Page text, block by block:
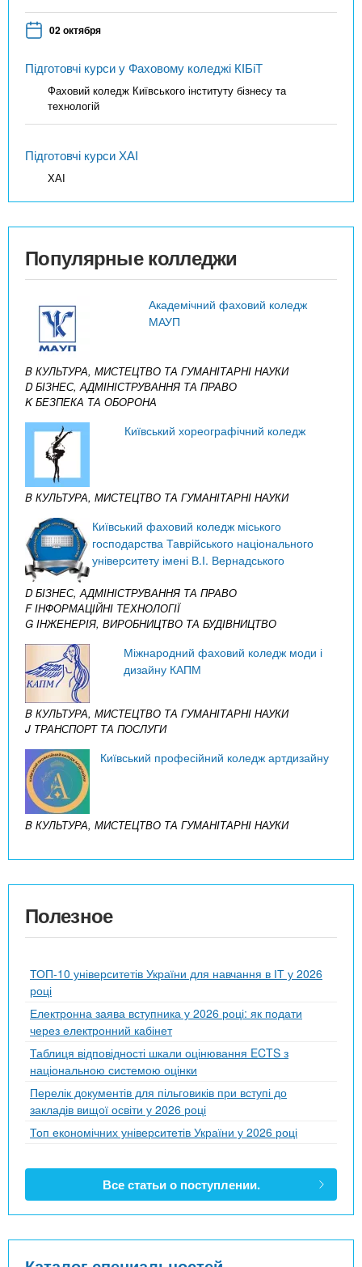
02 октября
Підготовчі курси у Фаховому коледжі КІБіТ
Фаховий коледж Київського інституту бізнесу та
технологій
Підготовчі курси ХАІ
ХАІ
Популярные колледжи
Академічний фаховий коледж
МАУП
B КУЛЬТУРА, МИСТЕЦТВО ТА ГУМАНІТАРНІ НАУКИ
D БІЗНЕС, АДМІНІСТРУВАННЯ ТА ПРАВО
K БЕЗПЕКА ТА ОБОРОНА
Київський хореографічний коледж
B КУЛЬТУРА, МИСТЕЦТВО ТА ГУМАНІТАРНІ НАУКИ
Київський фаховий коледж міського
господарства Таврійського національного
університету імені В.І. Вернадського
D БІЗНЕС, АДМІНІСТРУВАННЯ ТА ПРАВО
F ІНФОРМАЦІЙНІ ТЕХНОЛОГІЇ
G ІНЖЕНЕРІЯ, ВИРОБНИЦТВО ТА БУДІВНИЦТВО
Міжнародний фаховий коледж моди і
дизайну КАПМ
B КУЛЬТУРА, МИСТЕЦТВО ТА ГУМАНІТАРНІ НАУКИ
J ТРАНСПОРТ ТА ПОСЛУГИ
Київський професійний коледж артдизайну
B КУЛЬТУРА, МИСТЕЦТВО ТА ГУМАНІТАРНІ НАУКИ
Полезное
ТОП-10 університетів України для навчання в ІТ у 2026
році
Електронна заява вступника у 2026 році: як подати
через електронний кабінет
Таблиця відповідності шкали оцінювання ECTS з
національною системою оцінки
Перелік документів для пільговиків при вступі до
закладів вищої освіти у 2026 році
Топ економічних університетів України у 2026 році
Все статьи о поступлении.